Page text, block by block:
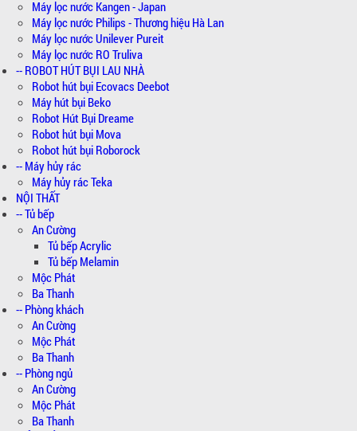
Máy lọc nước Kangen - Japan
Máy lọc nước Philips - Thương hiệu Hà Lan
Máy lọc nước Unilever Pureit
Máy lọc nước RO Truliva
-- ROBOT HÚT BỤI LAU NHÀ
Robot hút bụi Ecovacs Deebot
Máy hút bụi Beko
Robot Hút Bụi Dreame
Robot hút bụi Mova
Robot hút bụi Roborock
-- Máy hủy rác
Máy hủy rác Teka
NỘI THẤT
-- Tủ bếp
An Cường
Tủ bếp Acrylic
Tủ bếp Melamin
Mộc Phát
Ba Thanh
-- Phòng khách
An Cường
Mộc Phát
Ba Thanh
-- Phòng ngủ
An Cường
Mộc Phát
Ba Thanh